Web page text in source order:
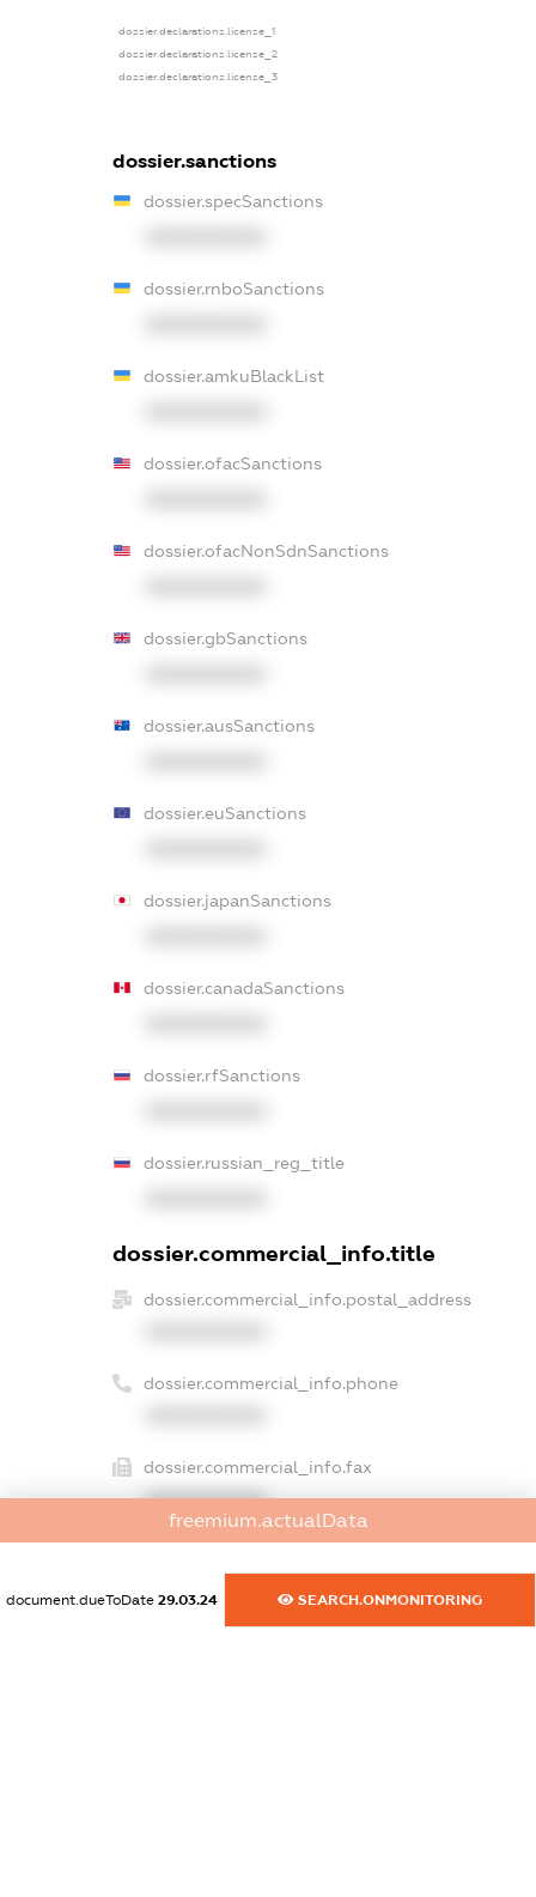
dossier.declarations.license_1
dossier.declarations.license_2
dossier.declarations.license_3
dossier.sanctions
dossier.specSanctions
dossier.rnboSanctions
dossier.amkuBlackList
dossier.ofacSanctions
dossier.ofacNonSdnSanctions
dossier.gbSanctions
dossier.ausSanctions
dossier.euSanctions
dossier.japanSanctions
dossier.canadaSanctions
dossier.rfSanctions
dossier.russian_reg_title
dossier.commercial_info.title
dossier.commercial_info.postal_address
dossier.commercial_info.phone
dossier.commercial_info.fax
XXXXXXXXXX
freemium.actualData
document.dueToDate 29.03.24 SEARCH.ONMONITORING